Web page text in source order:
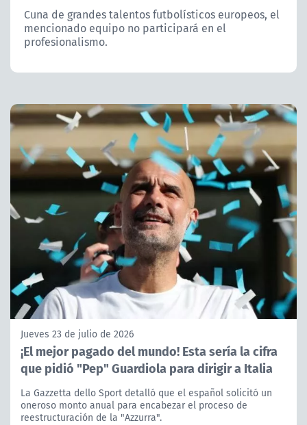
CANAL DE DENUNCIAS
Cuna de grandes talentos futbolísticos europeos, el
mencionado equipo no participará en el
profesionalismo.
Jueves 23 de julio de 2026
¡El mejor pagado del mundo! Esta sería la cifra
que pidió "Pep" Guardiola para dirigir a Italia
La Gazzetta dello Sport detalló que el español solicitó un
oneroso monto anual para encabezar el proceso de
reestructuración de la "Azzurra".